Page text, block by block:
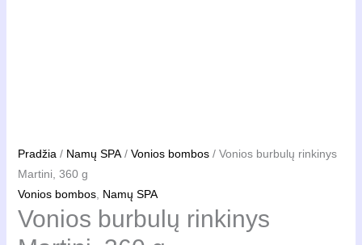
Pradžia / Namų SPA/ Vonios bombos/ Vonios burbulų rinkinys
Martini, 360 g
Vonios bombos, Namų SPA
Vonios burbulų rinkinys